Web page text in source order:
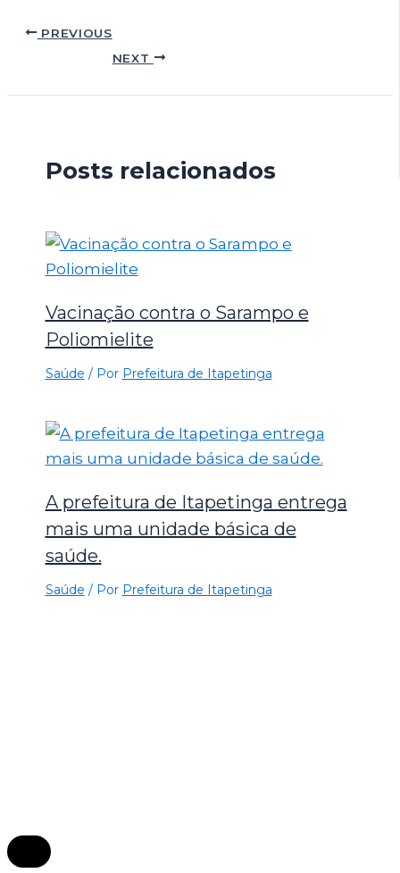
PREVIOUS
NEXT
Posts relacionados
Vacinação contra o Sarampo e
Poliomielite
Saúde / Por Prefeitura de Itapetinga
A prefeitura de Itapetinga entrega
mais uma unidade básica de
saúde.
Saúde / Por Prefeitura de Itapetinga